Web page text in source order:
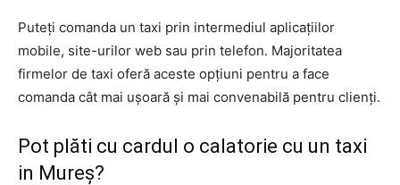
Puteți comanda un taxi prin intermediul aplicațiilor
mobile, site-urilor web sau prin telefon. Majoritatea
firmelor de taxi oferă aceste opțiuni pentru a face
comanda cât mai ușoară și mai convenabilă pentru clienți.
Pot plăti cu cardul o calatorie cu un taxi
in Mureș?